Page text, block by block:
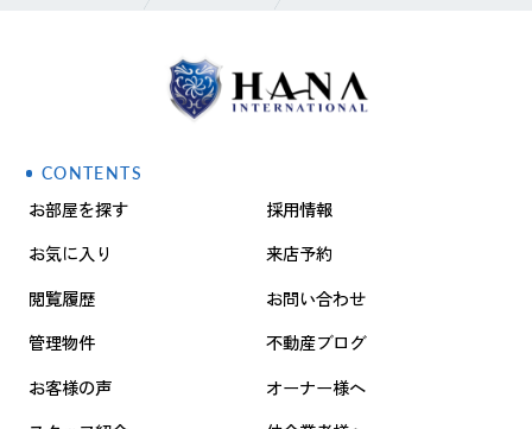
CONTENTS
お部屋を探す
お気に入り
閲覧履歴
管理物件
お客様の声
採用情報
来店予約
お問い合わせ
不動産ブログ
オーナー様へ